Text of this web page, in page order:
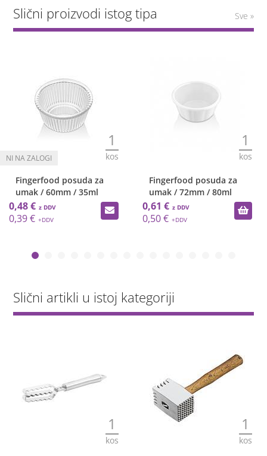
Slični proizvodi istog tipa Sve »
1
kos
Fingerfood posuda za
umak / 60mm / 35ml
0,48 €
0,39 €
1
kos
Fingerfood posuda za
umak / 72mm / 80ml
0,61 €
0,50 €
Slični artikli u istoj kategoriji
1
kos
1
kos